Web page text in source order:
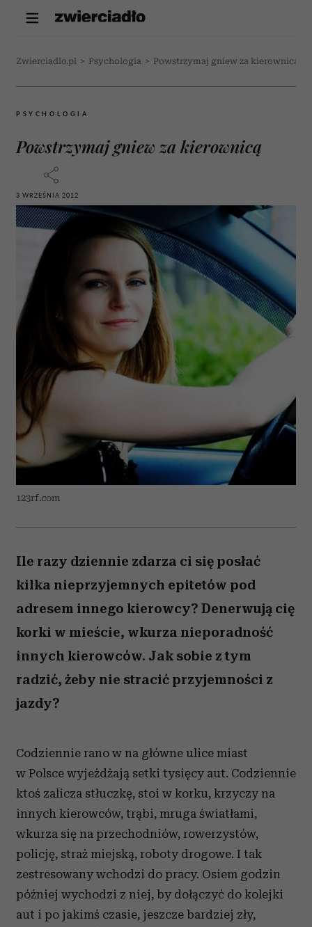
Zwierciadlo.pl > Psychologia > Powstrzymaj gniew za kierownicą
PSYCHOLOGIA
Powstrzymaj gniew za kierownicą
3 WRZEŚNIA 2012
123rf.com
Ile razy dziennie zdarza ci się posłać
kilka nieprzyjemnych epitetów pod
adresem innego kierowcy? Denerwują cię
korki w mieście, wkurza nieporadność
innych kierowców. Jak sobie z tym
radzić, żeby nie stracić przyjemności z
jazdy?
Codziennie rano w na główne ulice miast
w Polsce wyjeżdżają setki tysięcy aut. Codziennie
ktoś zalicza stłuczkę, stoi w korku, krzyczy na
innych kierowców, trąbi, mruga światłami,
wkurza się na przechodniów, rowerzystów,
policję, straż miejską, roboty drogowe. I tak
zestresowany wchodzi do pracy. Osiem godzin
później wychodzi z niej, by dołączyć do kolejki
aut i po jakimś czasie, jeszcze bardziej zły,